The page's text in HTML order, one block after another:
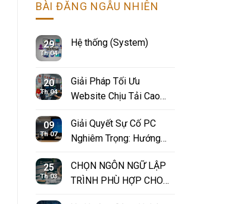
BÀI ĐĂNG NGẪU NHIÊN
29
Th 04
Hệ thống (System)
20
Th 04
Giải Pháp Tối Ưu
Website Chịu Tải Cao
Lễ
09
Th 07
Giải Quyết Sự Cố PC
Nghiêm Trọng: Hướng
với WinRE
25
Th 03
CHỌN NGÔN NGỮ LẬP
TRÌNH PHÙ HỢP CHO